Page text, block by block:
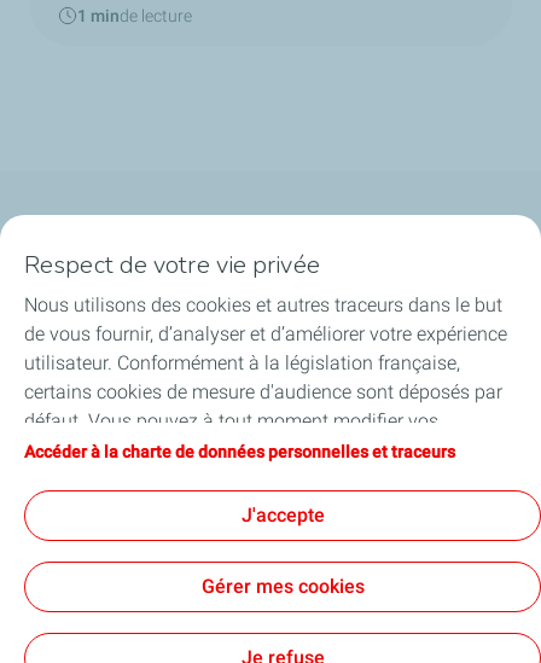
1 minde lecture
Financer les entreprises
Soutenir les projets industriels
Accompagner à l'international
Accessibilité : partiellement conforme
Respect de votre vie privée
Nous utilisons des cookies et autres traceurs dans le but
de vous fournir, d’analyser et d’améliorer votre expérience
utilisateur. Conformément à la législation française,
certains cookies de mesure d'audience sont déposés par
défaut. Vous pouvez à tout moment modifier vos
paramètres de cookies en cliquant sur le bouton « Gérer
vous acceptez le dépôt de l’ensemble des cookies. Dans le
cas où vous cliquez sur « Je refuse », seuls les cookies
techniques nécessaires au bon fonctionnement du site
seront utilisés. Pour plus d’informations, vous pouvez
traceurs ».
Accéder à la charte de données personnelles et traceurs
J'accepte
Gérer mes cookies
Je refuse